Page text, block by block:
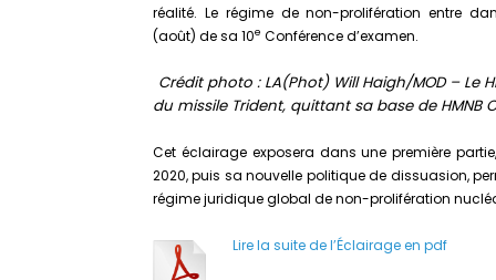
réalité. Le régime de non-prolifération entre
(août) de sa 10e Conférence d’examen.
Crédit photo : LA(Phot) Will Haigh/MOD –
du missile Trident, quittant sa base de HMNB
Cet éclairage exposera dans une première
2020, puis sa nouvelle politique de dissuasion,
régime juridique global de non-prolifération
Lire la suite de l’Éclairage en pdf